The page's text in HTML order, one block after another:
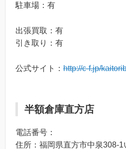
駐車場：有
出張買取：有
引き取り：有
公式サイト： http://c-f.jp/
半額倉庫直方店
電話番号：
住所：福岡県直方市中泉308-